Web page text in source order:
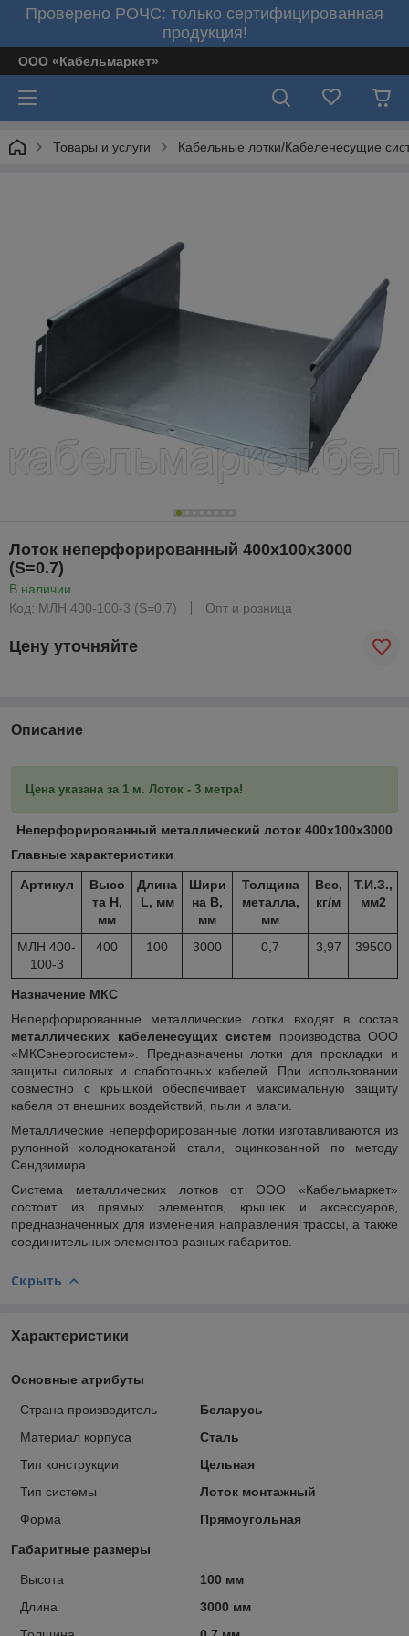
Проверено РОЧС: только сертифицированная
продукция!
ООО «Кабельмаркет»
Товары и услуги Кабельные лотки/Кабеленесущие
Лоток неперфорированный 400х100х3000
(S=0.7)
В наличии
Код: МЛН 400-100-3 (S=0.7)
Опт и розница
Цену уточняйте
Описание
Цена указана за 1 м. Лоток - 3 метра!
Неперфорированный металлический лоток 400х100х3000
Главные характеристики
Артикул
Высо
та H,
мм
Длина
L, мм
Шири
на B,
мм
Толщина
металла,
мм
Вес,
кг/м
Т.И.З.,
мм2
МЛН 400-
100-3
400 100 3000 0,7 3,97 39500
Назначение МКС
Неперфорированные металлические лотки входят в состав
металлических кабеленесущих систем производства ООО
«МКСэнергосистем». Предназначены лотки для прокладки и
защиты силовых и слаботочных кабелей. При использовании
совместно с крышкой обеспечивает максимальную защиту
кабеля от внешних воздействий, пыли и влаги.
Металлические неперфорированные лотки изготавливаются из
рулонной холоднокатаной стали, оцинкованной по методу
Сендзимира.
Система металлических лотков от ООО «Кабельмаркет»
состоит из прямых элементов, крышек и аксессуаров,
предназначенных для изменения направления трассы, а также
соединительных элементов разных габаритов.
Скрыть
Характеристики
Основные атрибуты
Страна производитель
Беларусь
Материал корпуса
Сталь
Тип конструкции
Цельная
Тип системы
Лоток монтажный
Форма
Прямоугольная
Габаритные размеры
Высота
100 мм
Длина
3000 мм